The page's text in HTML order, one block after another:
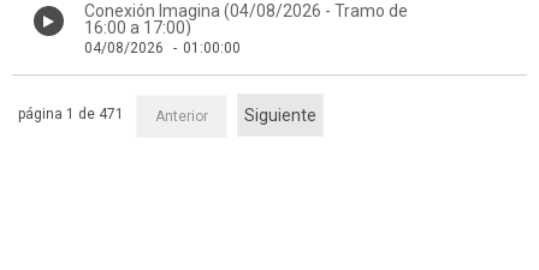
Conexión Imagina (04/08/2026 - Tramo de
16:00 a 17:00)
04/08/2026 - 01:00:00
Anterior Siguiente
página 1 de 471